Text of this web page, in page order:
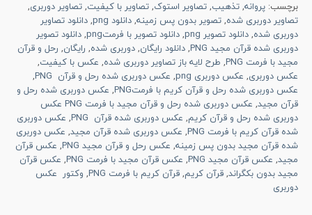
برچسب: پروانه, تذهیب, تصاویر استوک, تصاویر با کیفیت, تصاویر دوربری,
تصاویر دوربری شده, تصویر بدون پس زمینه, دانلود png , دانلود تصاویر
دوربری شده, دانلود تصویر png , دانلود تصویر با فرمتpng , دانلود تصویر
دوربری شده قرآن مجید PNG
, دانلود رایگان, دوربری شده, رایگان, رحل و قرآن
مجید با فرمت PNG
, طرح لایه باز تصاویر دوربری شده, عکس با کیفیت,
عکس دوربری, عکس دوربری png , عکس دوربری شده رحل و قرآن PNG
,
عکس دوربری شده رحل و قرآن کریم با فرمتPNG
, عکس دوربری شده رحل و
قرآن مجید,
عکس دوربری شده رحل و قرآن مجید با فرمت PNG عکس
دوربری شده رحل و قرآن کریم, عکس دوربری شده قرآن PNG , عکس دوربری
شده قرآن کریم با فرمت PNG
, عکس دوربری شده قرآن مجید, عکس دوربری
شده قرآن مجید بدون پس زمینه, عکس رحل و قرآن مجید PNG , عکس قرآن
مجید, عکس قرآن مجید PNG , عکس قرآن مجید با فرمت PNG , عکس قرآن
مجید بدون بکگراند, قرآن کریم, قرآن کریم با فرمت PNG , وکتور عکس
دوربری